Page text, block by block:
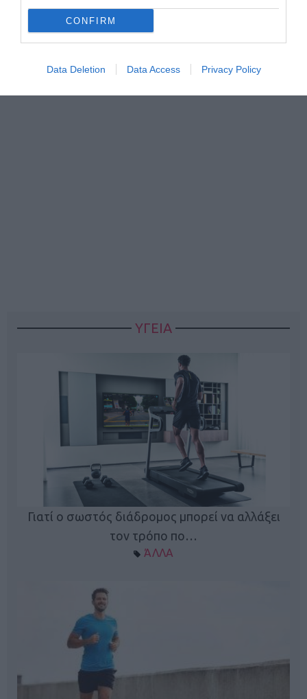
CONFIRM
Data Deletion Data Access Privacy Policy
ΥΓΕΙΑ
Γιατί ο σωστός διάδρομος μπορεί να αλλάξει
τον τρόπο πο…
ΆΛΛΑ